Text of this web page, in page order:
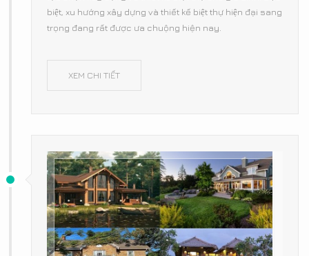
biệt, xu hướng xây dựng và thiết kế biệt thự hiện đại sang
trọng đang rất được ưa chuộng hiện nay.
XEM CHI TIẾT